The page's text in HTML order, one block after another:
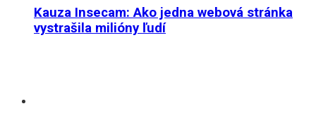
Kauza Insecam: Ako jedna webová stránka
vystrašila milióny ľudí